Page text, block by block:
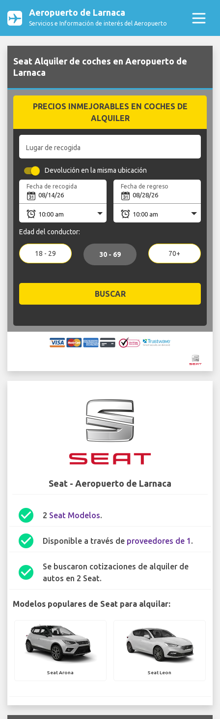
Aeropuerto de Larnaca
Servicios e Información de interés del Aeropuerto
Seat Alquiler de coches en Aeropuerto de
Larnaca
PRECIOS INMEJORABLES EN COCHES DE
ALQUILER
Lugar de recogida
Devolución en la misma ubicación
Fecha de recogida Fecha de regreso
Edad del conductor:
18 - 29 30 - 69 70+
BUSCAR
Seat - Aeropuerto de Larnaca
check_circle 2 Seat Modelos.
check_circle Disponible a través de proveedores de 1 .
check_circle
Se buscaron cotizaciones de alquiler de
autos en 2 Seat.
Modelos populares de Seat para alquilar:
Seat Arona Seat Leon